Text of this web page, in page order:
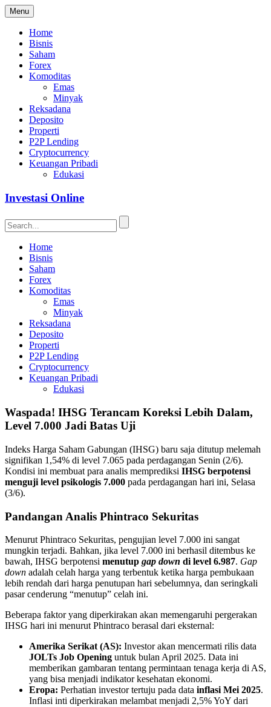
Menu
Home
Bisnis
Saham
Forex
Komoditas
Emas
Minyak
Reksadana
Deposito
Properti
P2P Lending
Cryptocurrency
Keuangan Pribadi
Edukasi
Investasi Online
Home
Bisnis
Saham
Forex
Komoditas
Emas
Minyak
Reksadana
Deposito
Properti
P2P Lending
Cryptocurrency
Keuangan Pribadi
Edukasi
Waspada! IHSG Terancam Koreksi Lebih Dalam,
Level 7.000 Jadi Batas Uji
Indeks Harga Saham Gabungan (IHSG) baru saja ditutup melemah
signifikan 1,54% di level 7.065 pada perdagangan Senin (2/6).
Kondisi ini membuat para analis memprediksi IHSG berpotensi
menguji level psikologis 7.000 pada perdagangan hari ini, Selasa
(3/6).
Pandangan Analis Phintraco Sekuritas
Menurut Phintraco Sekuritas, pengujian level 7.000 ini sangat
mungkin terjadi. Bahkan, jika level 7.000 ini berhasil ditembus ke
bawah, IHSG berpotensi menutup gap down di level 6.987. Gap
down adalah celah harga yang terbentuk ketika harga pembukaan
lebih rendah dari harga penutupan hari sebelumnya, dan seringkali
pasar cenderung “menutup” celah ini.
Beberapa faktor yang diperkirakan akan memengaruhi pergerakan
IHSG hari ini menurut Phintraco berasal dari eksternal:
Amerika Serikat (AS): Investor akan mencermati rilis data
JOLTs Job Opening untuk bulan April 2025. Data ini
memberikan gambaran tentang permintaan tenaga kerja di AS,
yang bisa menjadi indikator kesehatan ekonomi.
Eropa: Perhatian investor tertuju pada data inflasi Mei 2025.
Inflasi inti diperkirakan melambat menjadi 2,5% YoY dari